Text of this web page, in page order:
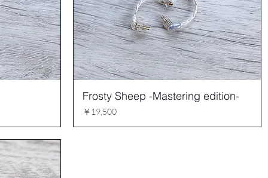
Frosty Sheep -Mastering edition-
価格
￥19,500